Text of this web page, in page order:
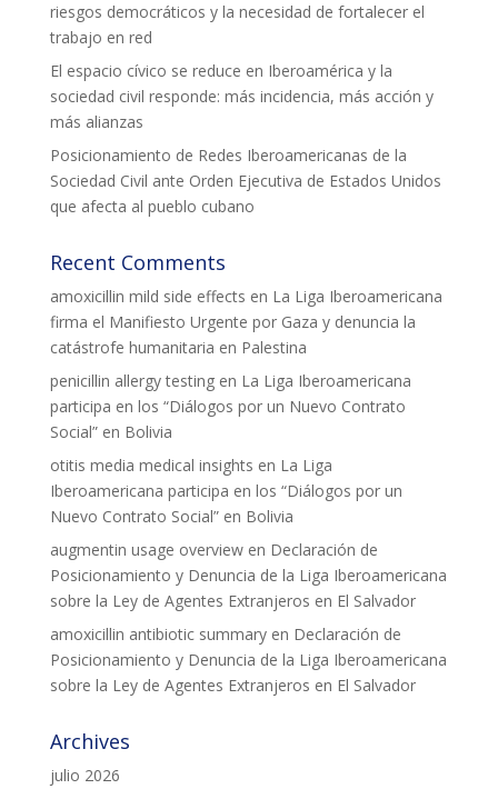
riesgos democráticos y la necesidad de fortalecer el
trabajo en red
El espacio cívico se reduce en Iberoamérica y la
sociedad civil responde: más incidencia, más acción y
más alianzas
Posicionamiento de Redes Iberoamericanas de la
Sociedad Civil ante Orden Ejecutiva de Estados Unidos
que afecta al pueblo cubano
Recent Comments
amoxicillin mild side effects en La Liga Iberoamericana
firma el Manifiesto Urgente por Gaza y denuncia la
catástrofe humanitaria en Palestina
penicillin allergy testingen La Liga Iberoamericana
participa en los “Diálogos por un Nuevo Contrato
Social” en Bolivia
otitis media medical insights en La Liga
Iberoamericana participa en los “Diálogos por un
Nuevo Contrato Social” en Bolivia
augmentin usage overviewen Declaración de
Posicionamiento y Denuncia de la Liga Iberoamericana
sobre la Ley de Agentes Extranjeros en El Salvador
amoxicillin antibiotic summaryen Declaración de
Posicionamiento y Denuncia de la Liga Iberoamericana
sobre la Ley de Agentes Extranjeros en El Salvador
Archives
julio 2026